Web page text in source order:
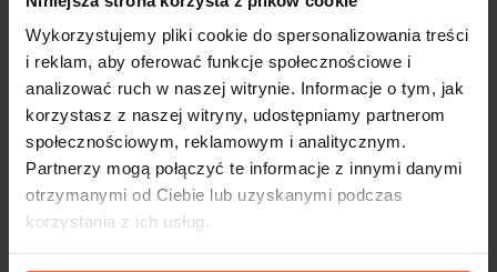
Wykorzystujemy pliki cookie do spersonalizowania treści
i reklam, aby oferować funkcje społecznościowe i
analizować ruch w naszej witrynie. Informacje o tym, jak
korzystasz z naszej witryny, udostępniamy partnerom
społecznościowym, reklamowym i analitycznym.
Partnerzy mogą połączyć te informacje z innymi danymi
otrzymanymi od Ciebie lub uzyskanymi podczas
korzystania z ich usług.
Kuchnia z wyspą w stylu
amerykańskim
Kuchnia z wyspą w stylu amerykańskim pojawia się
praktycznie w każdym sitcomie zza oceanu. Dlaczego
Amerykanie tak bardzo ukochali wyspy kuchenne? Przede
wszystkim jest to świetne rozwiązanie do dużej kuchni,
pozwalające w pełni wykorzystać całą dostępną przestrzeń.